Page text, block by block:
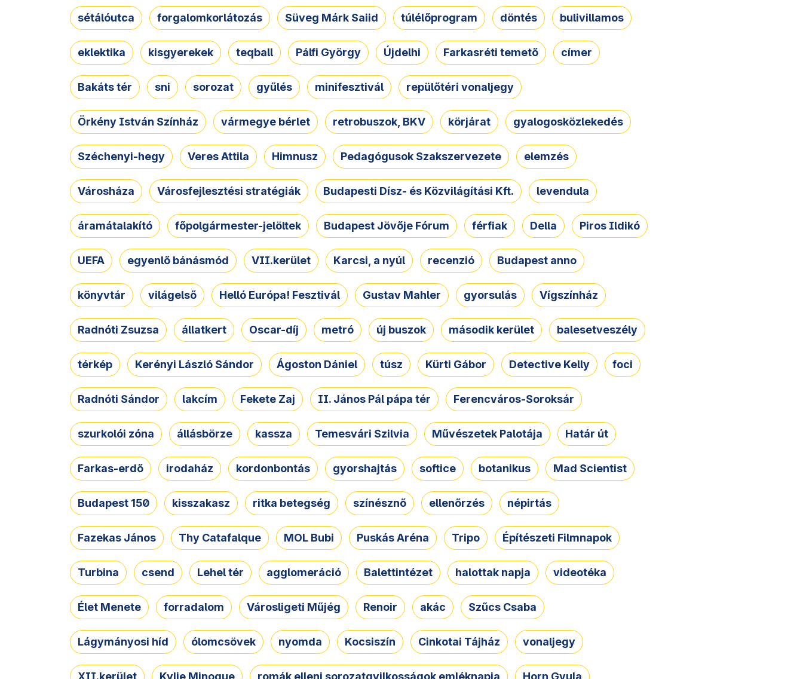
sétálóutca forgalomkorlátozás Süveg Márk Saiid túlélőprogram döntés bulivillamos
eklektika kisgyerekek teqball Pálfi György Újdelhi Farkasréti temető címer
Bakáts tér sni sorozat gyűlés minifesztivál repülőtéri vonaljegy
Örkény István Színház vármegye bérlet retrobuszok, BKV körjárat gyalogosközlekedés
Széchenyi-hegy Veres Attila Himnusz Pedagógusok Szakszervezete elemzés
Városháza Városfejlesztési stratégiák Budapesti Dísz- és Közvilágítási Kft. levendula
áramátalakító főpolgármester-jelöltek Budapest Jövője Fórum férfiak Della Piros Ildikó
UEFA egyenlő bánásmód VII.kerület Karcsi, a nyúl recenzió Budapest anno
könyvtár világelső Helló Európa! Fesztivál Gustav Mahler gyorsulás Vígszínház
Radnóti Zsuzsa állatkert Oscar-díj metró új buszok második kerület balesetveszély
térkép Kerényi László Sándor Ágoston Dániel túsz Kürti Gábor Detective Kelly foci
Radnóti Sándor lakcím Fekete Zaj II. János Pál pápa tér Ferencváros-Soroksár
szurkolói zóna állásbörze kassza Temesvári Szilvia Művészetek Palotája Határ út
Farkas-erdő irodaház kordonbontás gyorshajtás softice botanikus Mad Scientist
Budapest 150 kisszakasz ritka betegség színésznő ellenőrzés népirtás
Fazekas János Thy Catafalque MOL Bubi Puskás Aréna Tripo Építészeti Filmnapok
Turbina csend Lehel tér agglomeráció Balettintézet halottak napja videotéka
Élet Menete forradalom Városligeti Műjég Renoir akác Szűcs Csaba
Lágymányosi híd ólomcsövek nyomda Kocsiszín Cinkotai Tájház vonaljegy
XII.kerület Kylie Minogue romák elleni sorozatgyilkosságok emléknapja Horn Gyula